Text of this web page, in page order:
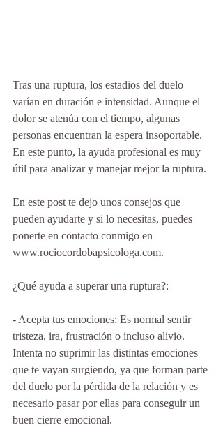
Tras una ruptura, los estadios del duelo
varían en duración e intensidad. Aunque el
dolor se atenúa con el tiempo, algunas
personas encuentran la espera insoportable.
En este punto, la ayuda profesional es muy
útil para analizar y manejar mejor la ruptura.
En este post te dejo unos consejos que
pueden ayudarte y si lo necesitas, puedes
ponerte en contacto conmigo en
www.rociocordobapsicologa.com.
¿Qué ayuda a superar una ruptura?:
- Acepta tus emociones: Es normal sentir
tristeza, ira, frustración o incluso alivio.
Intenta no suprimir las distintas emociones
que te vayan surgiendo, ya que forman parte
del duelo por la pérdida de la relación y es
necesario pasar por ellas para conseguir un
buen cierre emocional.